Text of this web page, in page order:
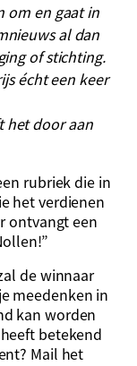
om en gaat in
al dan
of stichting.
écht een keer
het door aan
rubriek die in
het verdienen
ontvangt een
de winnaar
meedenken in
kan worden
betekend
Mail het